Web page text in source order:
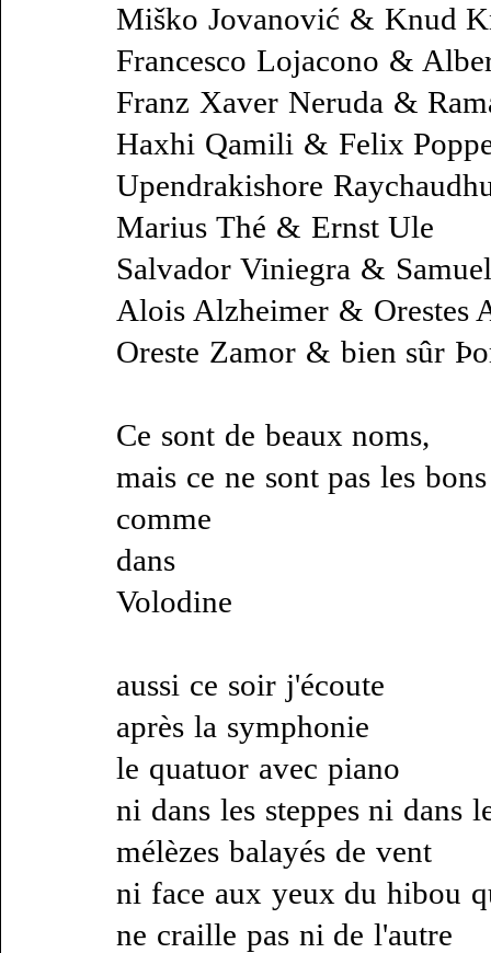
Miško Jovanović & Knud
Francesco Lojacono &
Franz Xaver Neruda &
Haxhi Qamili & Felix
Upendrakishore
Marius Thé & Ernst Ule
Salvador Viniegra &
Alois Alzheimer & Orestes
Oreste Zamor & bien sûr
Ce sont de beaux noms,
mais ce ne sont pas les bons
comme
dans
Volodine
aussi ce soir j'écoute
après la symphonie
le quatuor avec piano
ni dans les steppes ni dans
mélèzes balayés de vent
ni face aux yeux du hibou
ne craille pas ni de l'autre